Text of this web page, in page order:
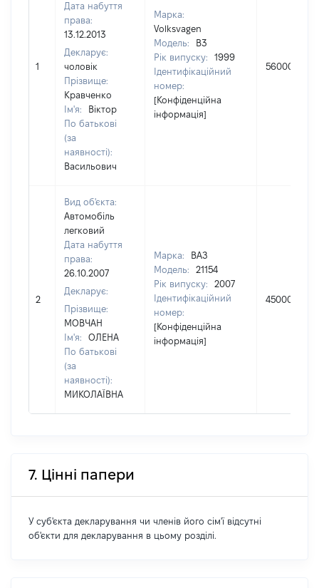
1
Дата набуття
права:
13.12.2013
Декларує:
чоловік
Прізвище:
Кравченко
Ім'я:
Віктор
По батькові
(за
наявності):
Васильович
Марка:
Volksvagen
Модель:
B3
Рік випуску:
1999
Ідентифікаційний
номер:
[Конфіденційна
інформація]
56000
2
Вид об'єкта:
Автомобіль
легковий
Дата набуття
права:
26.10.2007
Декларує:
Прізвище:
МОВЧАН
Ім'я:
ОЛЕНА
По батькові
(за
наявності):
МИКОЛАЇВНА
Марка:
ВАЗ
Модель:
21154
Рік випуску:
2007
Ідентифікаційний
номер:
[Конфіденційна
інформація]
45000
7. Цінні папери
У суб'єкта декларування чи членів його сім'ї відсутні
об'єкти для декларування в цьому розділі.